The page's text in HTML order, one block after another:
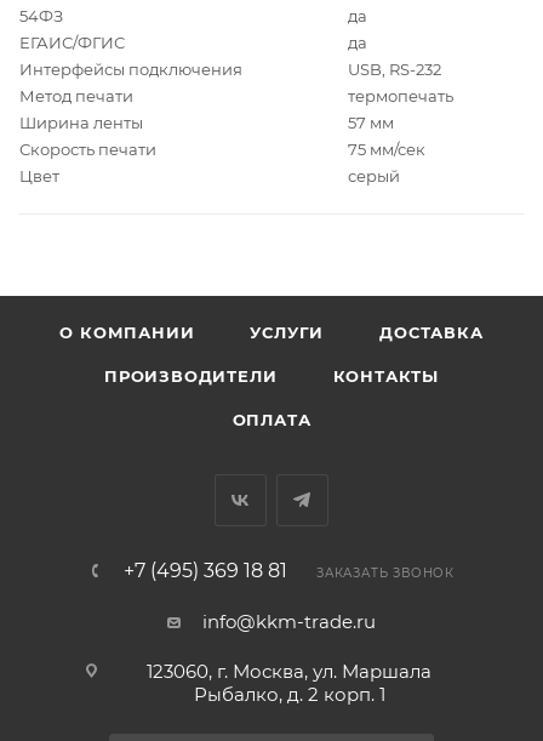
54ФЗ
да
ЕГАИС/ФГИС
да
Интерфейсы подключения
USB, RS-232
Метод печати
термопечать
Ширина ленты
57 мм
Скорость печати
75 мм/сек
Цвет
серый
О КОМПАНИИ УСЛУГИ ДОСТАВКА
ПРОИЗВОДИТЕЛИ КОНТАКТЫ
ОПЛАТА
+7 (495) 369 18 81 ЗАКАЗАТЬ ЗВОНОК
info@kkm-trade.ru
123060, г. Москва, ул. Маршала
Рыбалко, д. 2 корп. 1